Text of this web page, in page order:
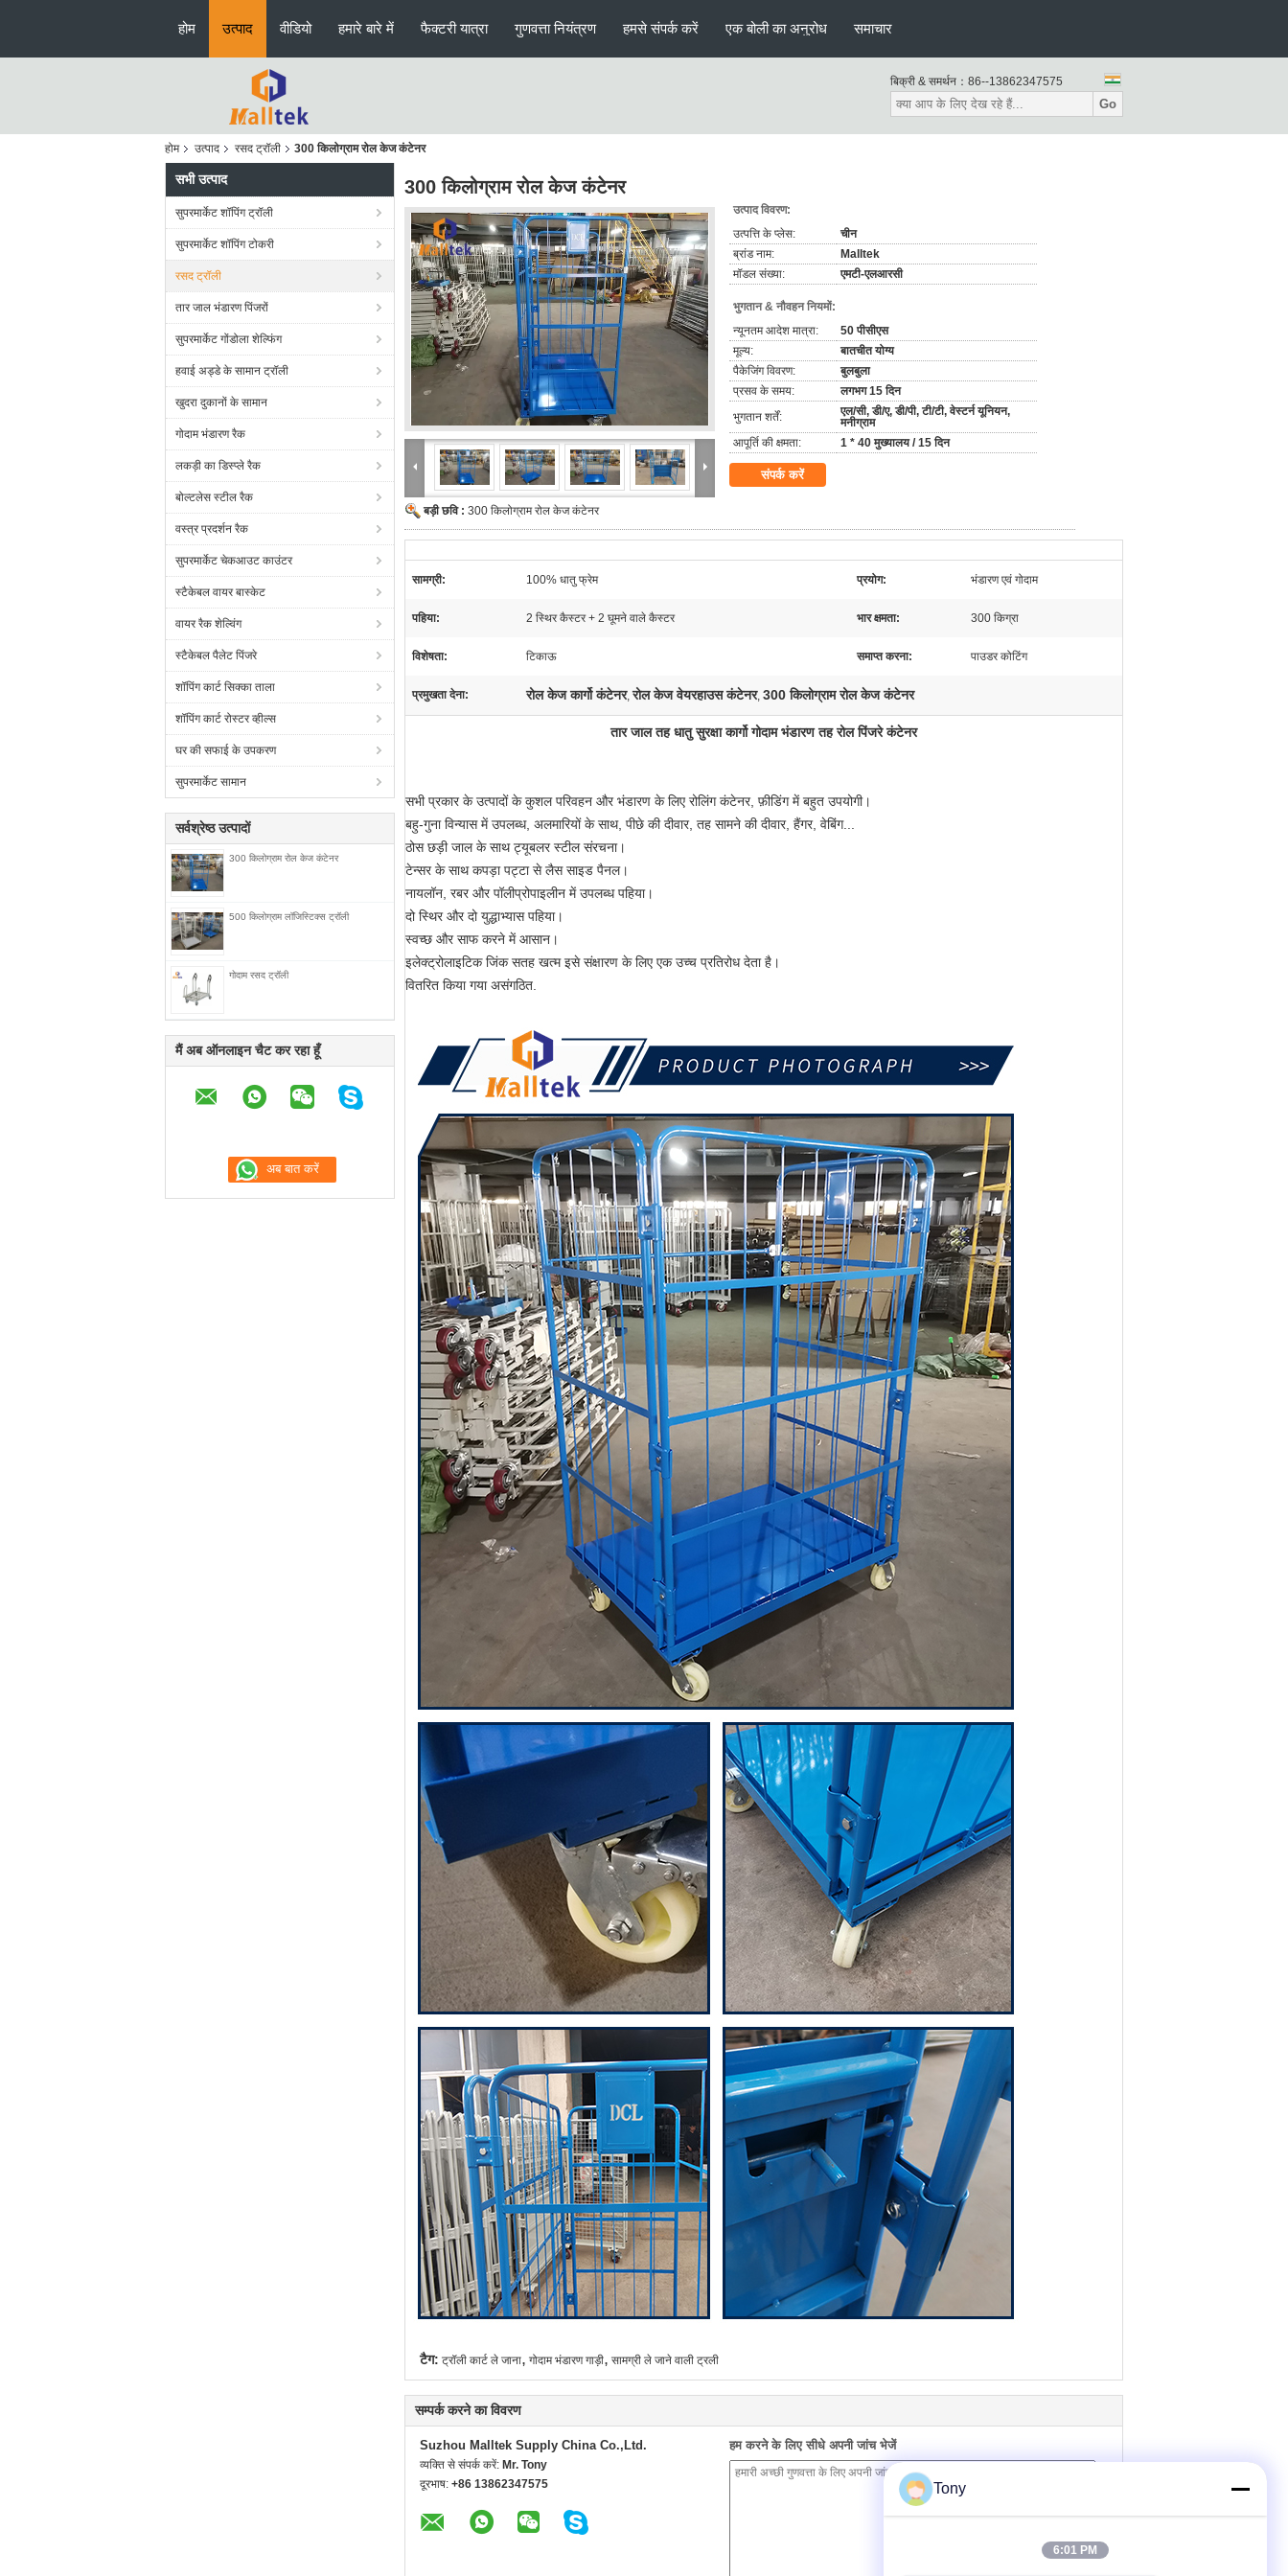
होम उत्पाद वीडियो हमारे बारे में फैक्टरी यात्रा गुणवत्ता नियंत्रण हमसे संपर्क करें एक बोली का अनुरोध समाचार
बिक्री & समर्थन： 86--13862347575
Go
होम उत्पाद रसद ट्रॉली 300 किलोग्राम रोल केज कंटेनर
सभी उत्पाद
सुपरमार्केट शॉपिंग ट्रॉली
सुपरमार्केट शॉपिंग टोकरी
रसद ट्रॉली
तार जाल भंडारण पिंजरों
सुपरमार्केट गोंडोला शेल्फिंग
हवाई अड्डे के सामान ट्रॉली
खुदरा दुकानों के सामान
गोदाम भंडारण रैक
लकड़ी का डिस्प्ले रैक
बोल्टलेस स्टील रैक
वस्त्र प्रदर्शन रैक
सुपरमार्केट चेकआउट काउंटर
स्टैकेबल वायर बास्केट
वायर रैक शेल्विंग
स्टैकेबल पैलेट पिंजरे
शॉपिंग कार्ट सिक्का ताला
शॉपिंग कार्ट रोस्टर व्हील्स
घर की सफाई के उपकरण
सुपरमार्केट सामान
सर्वश्रेष्ठ उत्पादों
300 किलोग्राम रोल केज कंटेनर
500 किलोग्राम लॉजिस्टिक्स ट्रॉली
गोदाम रसद ट्रॉली
मैं अब ऑनलाइन चैट कर रहा हूँ
300 किलोग्राम रोल केज कंटेनर
बड़ी छवि : 300 किलोग्राम रोल केज कंटेनर
उत्पाद विवरण:
उत्पत्ति के प्लेस:
चीन
ब्रांड नाम:
Malltek
मॉडल संख्या:
एमटी-एलआरसी
भुगतान & नौवहन नियमों:
न्यूनतम आदेश मात्रा:
50 पीसीएस
मूल्य:
बातचीत योग्य
पैकेजिंग विवरण:
बुलबुला
प्रसव के समय:
लगभग 15 दिन
भुगतान शर्तें:
एल/सी, डी/ए, डी/पी, टी/टी, वेस्टर्न यूनियन,
मनीग्राम
आपूर्ति की क्षमता:
1 * 40 मुख्यालय / 15 दिन
संपर्क करें
सामग्री: 100% धातु फ्रेम प्रयोग: भंडारण एवं गोदाम
पहिया: 2 स्थिर कैस्टर + 2 घूमने वाले कैस्टर भार क्षमता: 300 किग्रा
विशेषता: टिकाऊ समाप्त करना: पाउडर कोटिंग
प्रमुखता देना: रोल केज कार्गो कंटेनर,रोल केज वेयरहाउस कंटेनर, 300 किलोग्राम रोल केज कंटेनर
तार जाल तह धातु सुरक्षा कार्गो गोदाम भंडारण तह रोल पिंजरे कंटेनर
सभी प्रकार के उत्पादों के कुशल परिवहन और भंडारण के लिए रोलिंग कंटेनर, फ़ीडिंग में बहुत उपयोगी।
बहु-गुना विन्यास में उपलब्ध, अलमारियों के साथ, पीछे की दीवार, तह सामने की दीवार, हैंगर, वेबिंग...
ठोस छड़ी जाल के साथ ट्यूबलर स्टील संरचना।
टेन्सर के साथ कपड़ा पट्टा से लैस साइड पैनल।
नायलॉन, रबर और पॉलीप्रोपाइलीन में उपलब्ध पहिया।
दो स्थिर और दो युद्धाभ्यास पहिया।
स्वच्छ और साफ करने में आसान।
इलेक्ट्रोलाइटिक जिंक सतह खत्म इसे संक्षारण के लिए एक उच्च प्रतिरोध देता है।
वितरित किया गया असंगठित.
टैग: ट्रॉली कार्ट ले जाना, गोदाम भंडारण गाड़ी, सामग्री ले जाने वाली ट्रली
सम्पर्क करने का विवरण
Suzhou Malltek Supply China Co.,Ltd.
व्यक्ति से संपर्क करें: Mr. Tony
दूरभाष: +86 13862347575
हम करने के लिए सीधे अपनी जांच भेजें
Tony
6:01 PM